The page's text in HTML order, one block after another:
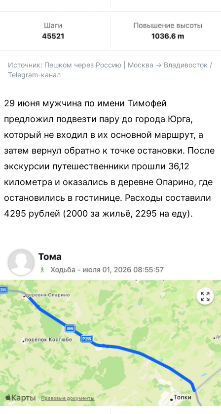
Источник: Пешком через Россию | Москва -> Владивосток /
Telegram-канал
29 июня мужчина по имени Тимофей
предложил подвезти пару до города Юрга,
который не входил в их основной маршрут, а
затем вернул обратно к точке остановки. После
экскурсии путешественники прошли 36,12
километра и оказались в деревне Опарино, где
остановились в гостинице. Расходы составили
4295 рублей (2000 за жильё, 2295 на еду).